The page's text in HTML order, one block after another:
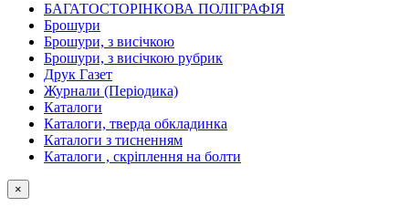
БАГАТОСТОРІНКОВА ПОЛІГРАФІЯ
Брошури
Брошури, з висічкою
Брошури, з висічкою рубрик
Друк Газет
Журнали (Періодика)
Каталоги
Каталоги, тверда обкладинка
Каталоги з тисненням
Каталоги , скріплення на болти
×